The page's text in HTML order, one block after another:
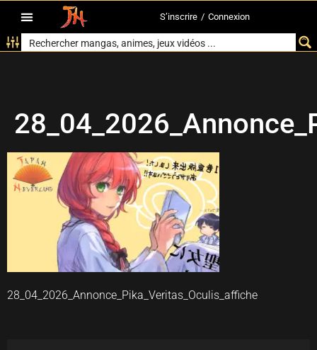
S’inscrire / Connexion
28_04_2026_Annonce_Pika_Veritas_Oculis_affiche